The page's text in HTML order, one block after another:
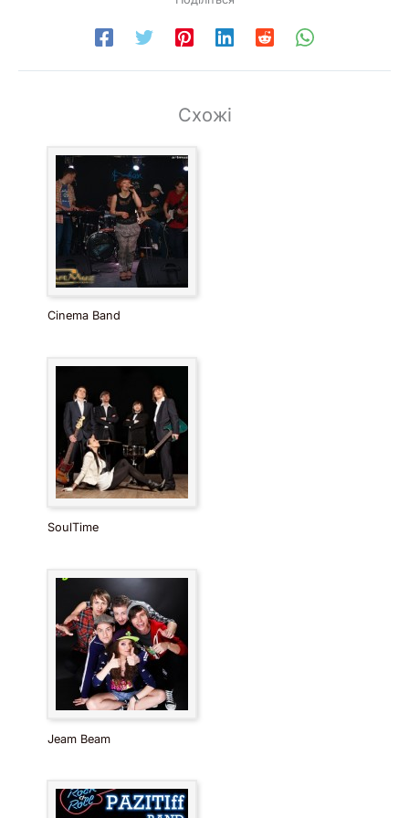
Kungs vs Cookin ця дівчина
Sia Cheap Thrills
Jamiroquai сім днів в сонячний Червень
Lilly Wood & The Prick і Робін Шульц Молитва в c
Jessie J Price Tag
Чорний Чек, щоб знову не крутити
Сем The Sham & The Pharaons Wooly buly
Девід Боуї (Нірвана) людина, яка продала світ
Роллінг камені хто-небудь бачив мою дитину
Боб Марлі жодна жінка не плаче
Білл Візерс не сонце, коли вона пішла
Боббі Макферрін не хвилюйся
4 Non Blondes What's Up
глибоко-фіолетовий дим на воді
Боб Ділан Knockin на небесній двері
Gary Moore Oh Pretty Woman
тонка Ліззі (Metallica) віскі в банку
Creedence Clearwater Revival Have ви коли-
небудь бачили дощ
Ерік Клептон Лейла
Мунго Джеррі літній час
Dire Straits ви і ваш друг
Eagles Hotel California
Схожі
Cinema Band
SoulTime
Jeam Beam